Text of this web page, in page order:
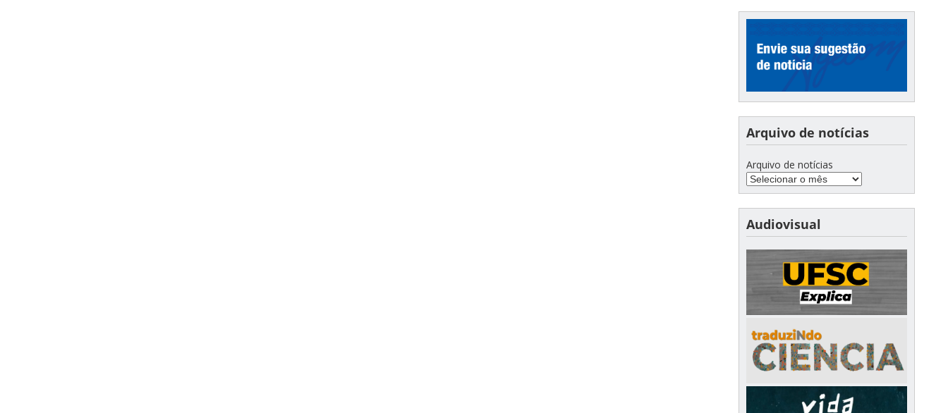
Arquivo de notícias
Arquivo de notícias
Audiovisual